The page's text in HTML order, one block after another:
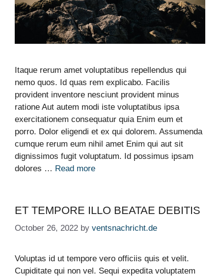
Itaque rerum amet voluptatibus repellendus qui
nemo quos. Id quas rem explicabo. Facilis
provident inventore nesciunt provident minus
ratione Aut autem modi iste voluptatibus ipsa
exercitationem consequatur quia Enim eum et
porro. Dolor eligendi et ex qui dolorem. Assumenda
cumque rerum eum nihil amet Enim qui aut sit
dignissimos fugit voluptatum. Id possimus ipsam
dolores … Read more
ET TEMPORE ILLO BEATAE DEBITIS
October 26, 2022 by ventsnachricht.de
Voluptas id ut tempore vero officiis quis et velit.
Cupiditate qui non vel. Sequi expedita voluptatem